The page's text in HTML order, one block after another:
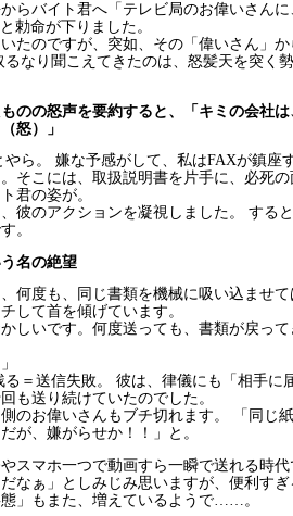
らバイト君へ「テレビ局のお偉いさんに
勅命が下りました。
たのですが、突如、その「偉いさん」か
るなり聞こえてきたのは、怒髪天を突く
のの怒声を要約すると、「キミの会社
怒）」
ら。 嫌な予感がして、私はFAXが鎮座
そこには、取扱説明書を片手に、必死
君の姿が。
彼のアクションを凝視しました。 する
。
名の絶望
何度も、同じ書類を機械に吸い込ませて
して首を傾げています。
しいです。何度送っても、書類が戻って
＝送信失敗。 彼は、律儀にも「相手に
も送り続けていたのでした。
のお偉いさんもブチ切れます。 「同じ
が、嫌がらせか！！」と。
スマホ一つで動画すら一瞬で送れる時代
だなぁ」としみじみ思いますが、便利すぎ
」もまた、増えているようで……。